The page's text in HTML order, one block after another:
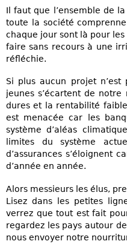
Il faut que l’ensemble de
toute la société
chaque jour sont là pour
faire sans recours à une
réfléchie.
Si plus aucun projet n’est
jeunes s’écartent de
dures et la rentabilité
est menacée car les
système d’aléas
limites du système
d’assurances s’éloignent
d’année en année.
Alors messieurs les élus,
Lisez dans les petites
verrez que tout est fait
regardez les pays autour
nous envoyer notre